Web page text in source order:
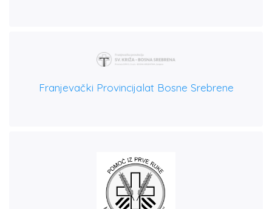
Franjevački Provincijalat Bosne Srebrene